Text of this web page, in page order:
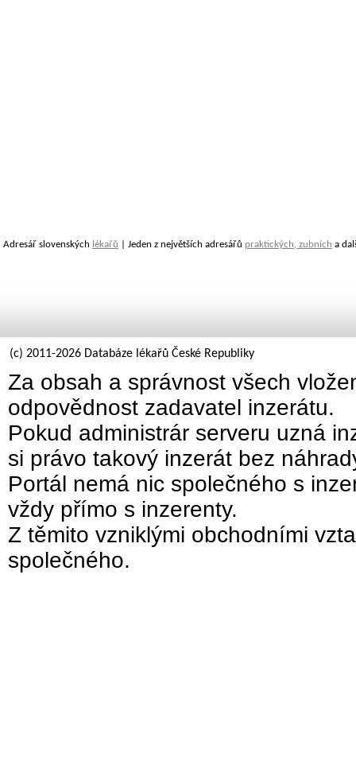
Adresář slovenských lékařů | Jeden z největších adresářů praktických, zubních a
(c) 2011-2026 Databáze lékařů České Republiky
Za obsah a správnost všech
odpovědnost zadavatel inzerátu.
Pokud administrár serveru uzná
si právo takový inzerát bez
Portál nemá nic společného s
vždy přímo s inzerenty.
Z těmito vzniklými obchodními
společného.